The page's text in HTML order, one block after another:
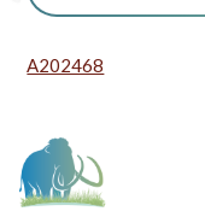
A202468